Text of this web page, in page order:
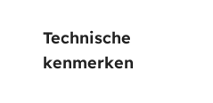
Technische
kenmerken